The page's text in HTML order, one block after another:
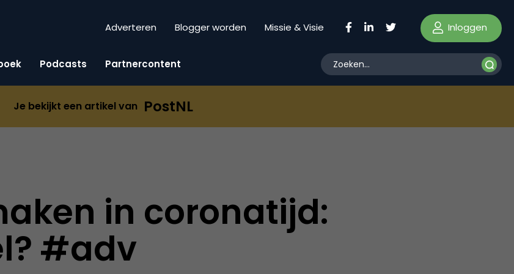
Adverteren Blogger worden Missie & Visie Inloggen
Podcasts Partnercontent
Je bekijkt een artikel van PostNL
in coronatijd:
#adv